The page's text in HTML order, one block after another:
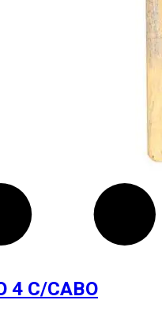
4 C/CABO